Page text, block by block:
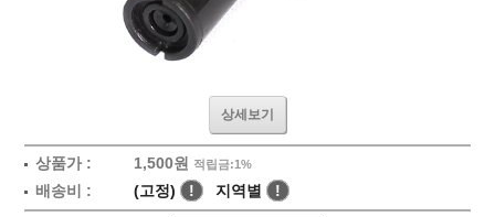
상세보기
상품가 : 1,500원 적립금:1%
배송비 : (고정) ! 지역별 !